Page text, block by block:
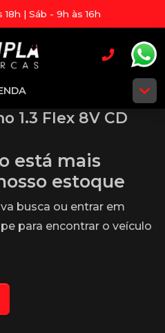
| Sáb - 9h às 16h
1.3 Flex 8V CD
está mais
estoque
busca ou entrar em
para encontrar o veículo